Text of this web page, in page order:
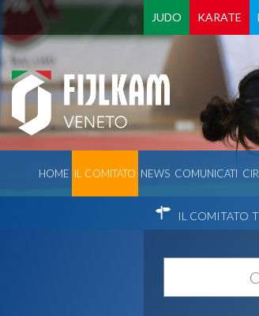
JUDO KARATE
HOME IL COMITATO NEWS COMUNICATI
IL COMITATO